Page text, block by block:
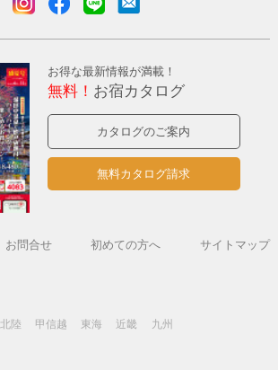
お得な最新情報が満載！
無料！ お宿カタログ
カタログのご案内
無料カタログ請求
お問合せ 初めての方へ
サイトマップ
北陸 甲信越 東海 近畿 九州